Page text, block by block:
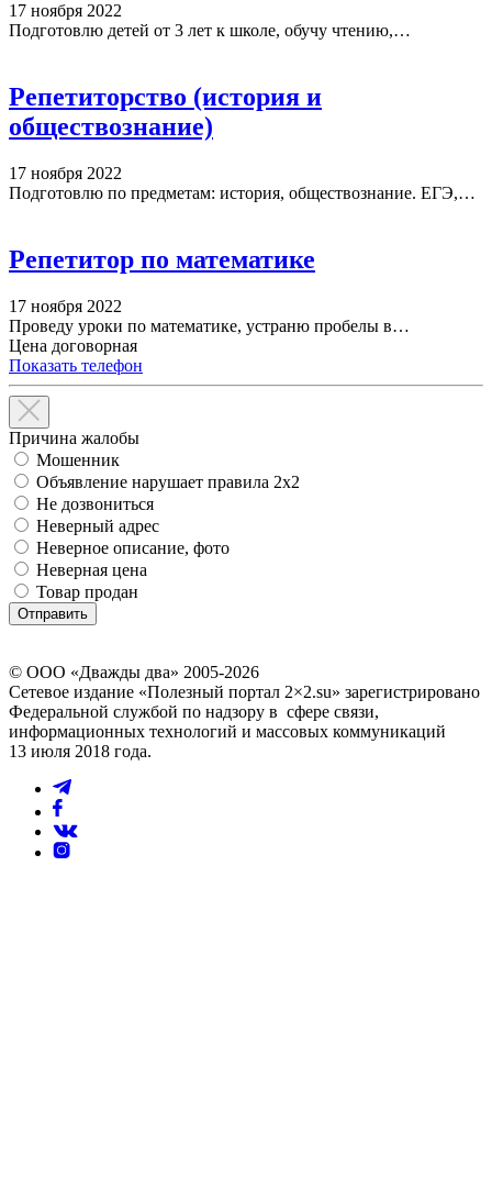
17 ноября 2022
Подготовлю детей от 3 лет к школе, обучу чтению,…
Репетиторство (история и
обществознание)
17 ноября 2022
Подготовлю по предметам: история, обществознание. ЕГЭ,…
Репетитор по математике
17 ноября 2022
Проведу уроки по математике, устраню пробелы в…
Цена договорная
Показать телефон
Причина жалобы
Мошенник
Объявление нарушает правила 2x2
Не дозвониться
Неверный адрес
Неверное описание, фото
Неверная цена
Товар продан
© ООО «Дважды два» 2005-2026
Сетевое издание «Полезный портал 2×2.su» зарегистрировано
Федеральной службой по надзору в сфере связи,
информационных технологий и массовых коммуникаций
13 июля 2018 года.